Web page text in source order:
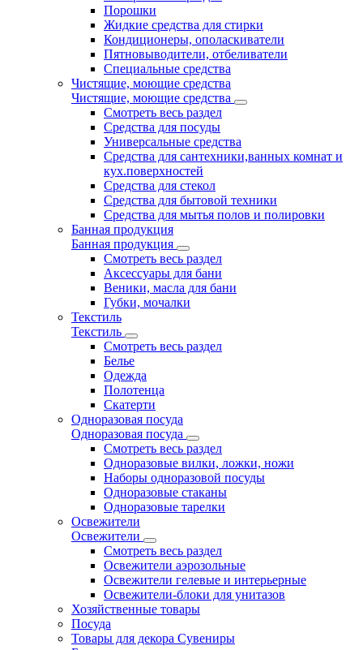
Порошки
Жидкие средства для стирки
Кондиционеры, ополаскиватели
Пятновыводители, отбеливатели
Специальные средства
Чистящие, моющие средства
Чистящие, моющие средства
Смотреть весь раздел
Средства для посуды
Универсальные средства
Средства для сантехники,ванных комнат и
кух.поверхностей
Средства для стекол
Средства для бытовой техники
Средства для мытья полов и полировки
Банная продукция
Банная продукция
Смотреть весь раздел
Аксессуары для бани
Веники, масла для бани
Губки, мочалки
Текстиль
Текстиль
Смотреть весь раздел
Белье
Одежда
Полотенца
Скатерти
Одноразовая посуда
Одноразовая посуда
Смотреть весь раздел
Одноразовые вилки, ложки, ножи
Наборы одноразовой посуды
Одноразовые стаканы
Одноразовые тарелки
Освежители
Освежители
Смотреть весь раздел
Освежители аэрозольные
Освежители гелевые и интерьерные
Освежители-блоки для унитазов
Хозяйственные товары
Посуда
Товары для декора Сувениры